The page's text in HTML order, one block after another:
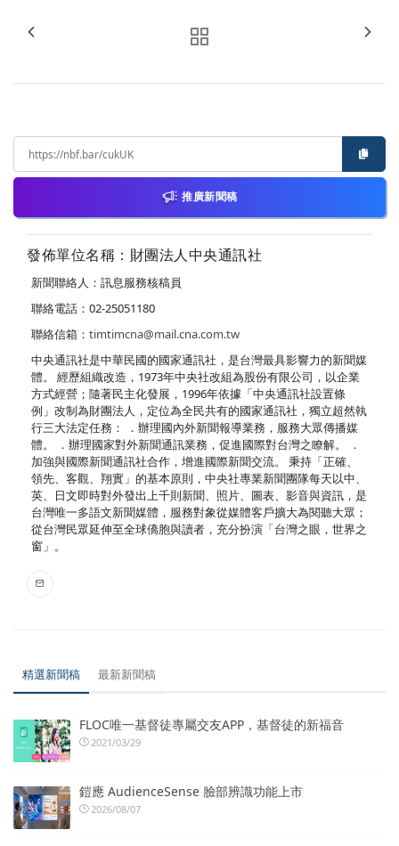
推廣新聞稿
發佈單位名稱：財團法人中央通訊社
新聞聯絡人：訊息服務核稿員
聯絡電話：02-25051180
聯絡信箱： timtimcna@mail.cna.com.tw
中央通訊社是中華民國的國家通訊社，是台灣最具影響力的新聞媒
體。 經歷組織改造，1973年中央社改組為股份有限公司，以企業
方式經營；隨著民主化發展，1996年依據「中央通訊社設置條
例」改制為財團法人，定位為全民共有的國家通訊社，獨立超然執
行三大法定任務： ．辦理國內外新聞報導業務，服務大眾傳播媒
體。 ．辦理國家對外新聞通訊業務，促進國際對台灣之瞭解。 ．
加強與國際新聞通訊社合作，增進國際新聞交流。 秉持「正確、
領先、客觀、翔實」的基本原則，中央社專業新聞團隊每天以中、
英、日文即時對外發出上千則新聞、照片、圖表、影音與資訊，是
台灣唯一多語文新聞媒體，服務對象從媒體客戶擴大為閱聽大眾；
從台灣民眾延伸至全球僑胞與讀者，充分扮演「台灣之眼，世界之
窗」。
精選新聞稿 最新新聞稿
FLOC唯一基督徒專屬交友APP，基督徒的新福音
2021/03/29
鎧應 AudienceSense 臉部辨識功能上市
2026/08/07